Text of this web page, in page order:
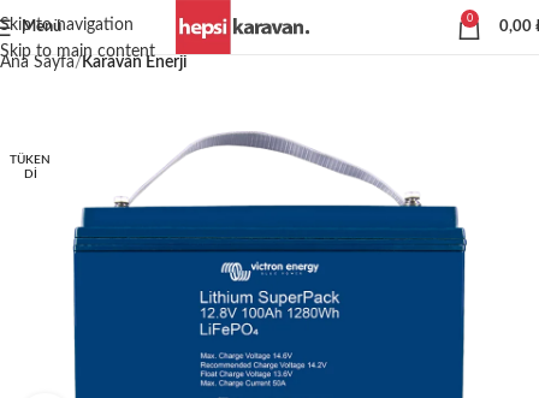
Skip to navigation
Skip to main content
Menü
0
0,00
Ana Sayfa Karavan Enerji
TÜKEN
DI